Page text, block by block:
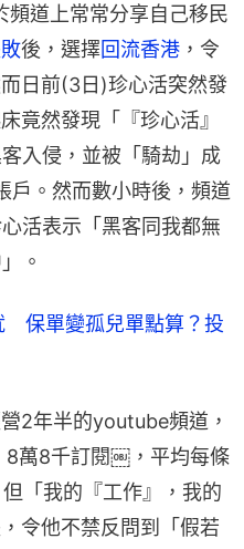
道上常常分享自己移民
後，選擇回流香港 ，令
日前(3日)珍心活突然發
竟然發現「『珍心活』
入侵，並被「騎劫」成
戶。然而數小時後，頻道
活表示「黑客同我都無
。
保單變孤兒單點算？投
2年半的youtube頻道，
8萬8千訂閱￼，平均每條
「我的『工作』，我的
令他不禁反問到「假若